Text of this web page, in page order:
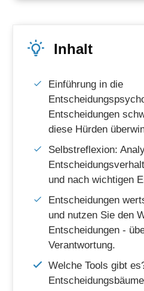
Inhalt
Einführung in die
Entscheidungen
diese Hürden
Selbstreflexion:
und nach wichtigen
Entscheidungen
und nutzen Sie den
Entscheidungen -
Verantwortung.
Welche Tools gibt